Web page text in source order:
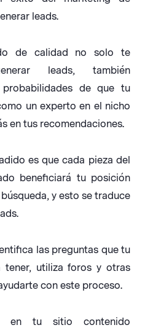
leads.
de calidad no solo te
leads, también
probabilidades de que tu
un experto en el nicho
en tus recomendaciones.
es que cada pieza del
beneficiará tu posición
y esto se traduce
las preguntas que tu
tener, utiliza foros y otras
con este proceso.
en tu sitio contenido